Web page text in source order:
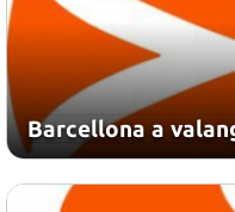
Barcellona a